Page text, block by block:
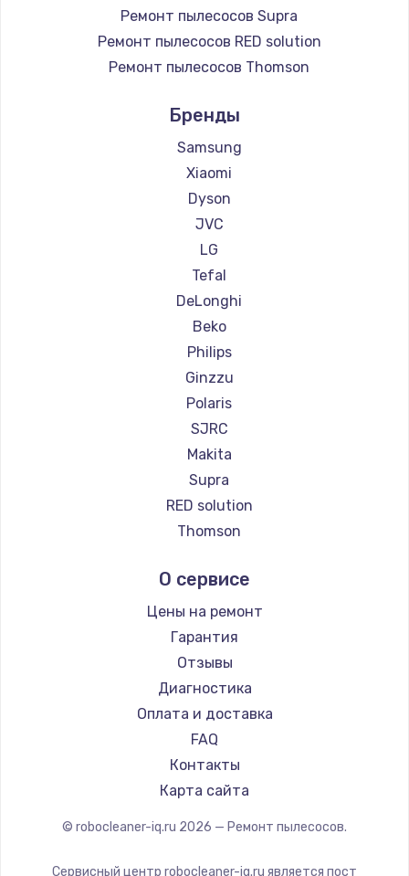
Ремонт пылесосов Supra
Ремонт пылесосов RED solution
Ремонт пылесосов Thomson
Ремонт пылесосов lydsto
Ремонт пылесосов Atvel
Ремонт пылесосов Tineco
Ремонт пылесосов Tuvio
Ремонт пылесосов DEXP
Ремонт пылесосов Haier
Ремонт пылесосов Pioneer
Ремонт пылесосов Electrolux
Ремонт пылесосов Grundig
Ремонт пылесосов BBK
Ремонт пылесосов Scarlett
Ремонт пылесосов Kyvol
Ремонт пылесосов Eigen
Ремонт пылесосов Honor
Ремонт пылесосов Qyron
Ремонт пылесосов Doffler
Ремонт пылесосов Hisense
Ремонт пылесосов Elitech
Ремонт пылесосов STIHL
Ремонт пылесосов Kirby
Бренды
Samsung
Xiaomi
Dyson
JVC
LG
Tefal
DeLonghi
Beko
Philips
Ginzzu
Polaris
SJRC
Makita
Supra
RED solution
Thomson
lydsto
Atvel
Tineco
Tuvio
DEXP
Haier
Pioneer
Electrolux
Grundig
Kyvol
О сервисе
Цены на ремонт
Гарантия
Отзывы
Диагностика
Оплата и доставка
FAQ
Контакты
Карта сайта
© robocleaner-iq.ru 2026 — Ремонт пылесосов.
Сервисный центр robocleaner-iq.ru является пост